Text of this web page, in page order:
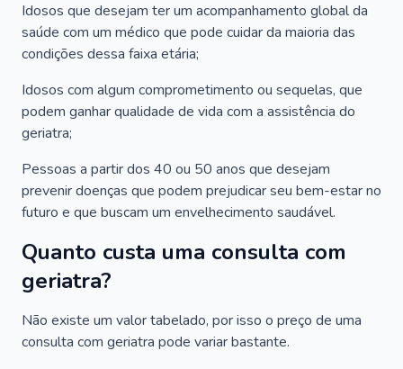
Idosos que desejam ter um acompanhamento global da
saúde com um médico que pode cuidar da maioria das
condições dessa faixa etária;
Idosos com algum comprometimento ou sequelas, que
podem ganhar qualidade de vida com a assistência do
geriatra;
Pessoas a partir dos 40 ou 50 anos que desejam
prevenir doenças que podem prejudicar seu bem-estar no
futuro e que buscam um envelhecimento saudável.
Quanto custa uma consulta com
geriatra?
Não existe um valor tabelado, por isso o preço de uma
consulta com geriatra pode variar bastante.